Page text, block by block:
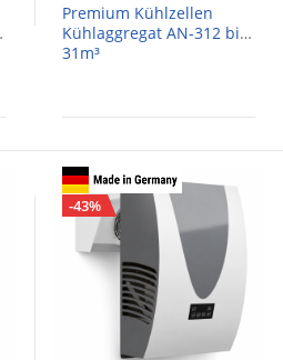
Premium Kühlzellen
Kühlaggregat AN-312 bis
31m³
-43%